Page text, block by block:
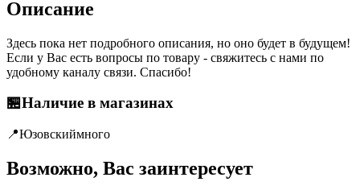
Описание
Здесь пока нет подробного описания, но оно будет в будущем!
Если у Вас есть вопросы по товару - свяжитесь с нами по
удобному каналу связи. Спасибо!
🏪Наличие в магазинах
📍Юзовскиймного
Возможно, Вас заинтересует